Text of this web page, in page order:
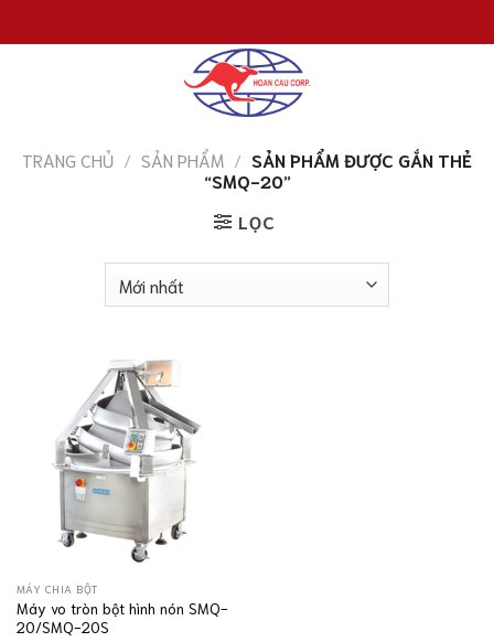
đến
TRANG CHỦ / SẢN PHẨM / SẢN PHẨM ĐƯỢC GẮN THẺ
“SMQ-20”
LỌC
MÁY CHIA BỘT
Máy vo tròn bột hình nón SMQ-
20/SMQ-20S